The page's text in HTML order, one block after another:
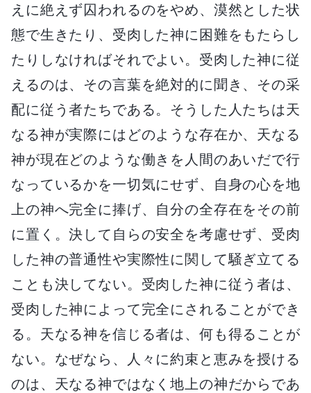
えに絶えず囚われるのをやめ、漠然とした状
態で生きたり、受肉した神に困難をもたらし
たりしなければそれでよい。受肉した神に従
えるのは、その言葉を絶対的に聞き、その采
配に従う者たちである。そうした人たちは天
なる神が実際にはどのような存在か、天なる
神が現在どのような働きを人間のあいだで行
なっているかを一切気にせず、自身の心を地
上の神へ完全に捧げ、自分の全存在をその前
に置く。決して自らの安全を考慮せず、受肉
した神の普通性や実際性に関して騒ぎ立てる
ことも決してない。受肉した神に従う者は、
受肉した神によって完全にされることができ
る。天なる神を信じる者は、何も得ることが
ない。なぜなら、人々に約束と恵みを授ける
のは、天なる神ではなく地上の神だからであ